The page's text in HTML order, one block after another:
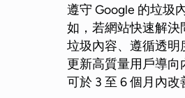
遵守 Google 的垃圾
如，若網站快速解決
垃圾內容、遵循透明
更新高質量用戶導向
可於 3 至 6 個月內改